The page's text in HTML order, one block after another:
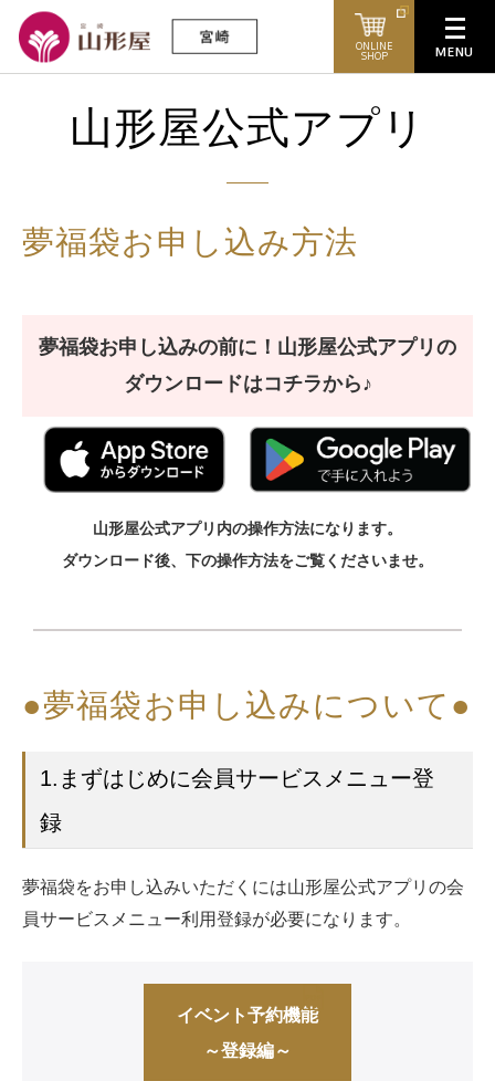
ONLINE
SHOP
山形屋公式アプリ
夢福袋お申し込み方法
夢福袋お申し込みの前に！山形屋公式アプリの
ダウンロードはコチラから♪
山形屋公式アプリ内の操作方法になります。
ダウンロード後、下の操作方法をご覧くださいませ。
●夢福袋お申し込みについて●
1.まずはじめに会員サービスメニュー登
録
夢福袋をお申し込みいただくには山形屋公式アプリの会
員サービスメニュー利用登録が必要になります。
イベント予約機能
～登録編～